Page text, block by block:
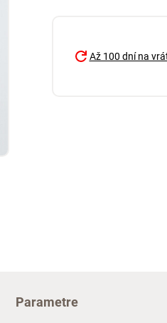
Až 100 dní na
Parametre